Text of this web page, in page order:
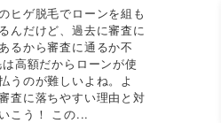
ヒゲ脱毛でローンを組も
んだけど、過去に審査に
るから審査に通るか不
高額だからローンが使
うのが難しいよね。よ
査に落ちやすい理由と対
こう！ この...